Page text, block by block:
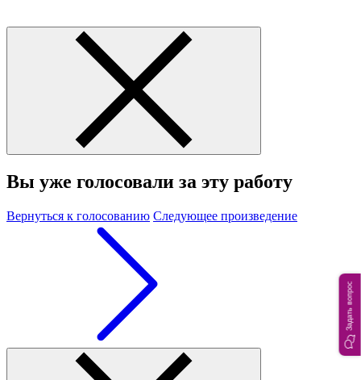
Вы уже голосовали за эту работу
Вернуться к голосованию Следующее произведение
Задать вопрос